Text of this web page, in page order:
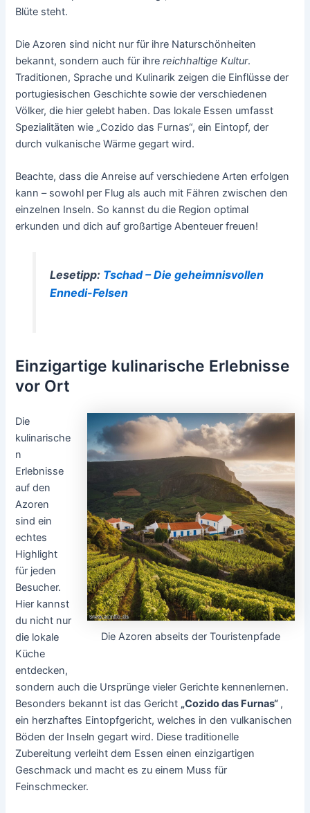
Blüte steht.
Die Azoren sind nicht nur für ihre Naturschönheiten
bekannt, sondern auch für ihrereichhaltige Kultur.
Traditionen, Sprache und Kulinarik zeigen die Einflüsse der
portugiesischen Geschichte sowie der verschiedenen
Völker, die hier gelebt haben. Das lokale Essen umfasst
Spezialitäten wie „Cozido das Furnas“, ein Eintopf, der
durch vulkanische Wärme gegart wird.
Beachte, dass die Anreise auf verschiedene Arten erfolgen
kann – sowohl per Flug als auch mit Fähren zwischen den
einzelnen Inseln. So kannst du die Region optimal
erkunden und dich auf großartige Abenteuer freuen!
Lesetipp: Tschad – Die geheimnisvollen
Ennedi-Felsen
Einzigartige kulinarische Erlebnisse
vor Ort
Die Azoren abseits der Touristenpfade
Die
kulinarische
n
Erlebnisse
auf den
Azoren
sind ein
echtes
Highlight
für jeden
Besucher.
Hier kannst
du nicht nur
die lokale
Küche
entdecken,
sondern auch die Ursprünge vieler Gerichte kennenlernen.
Besonders bekannt ist das Gericht „Cozido das Furnas“ ,
ein herzhaftes Eintopfgericht, welches in den vulkanischen
Böden der Inseln gegart wird. Diese traditionelle
Zubereitung verleiht dem Essen einen einzigartigen
Geschmack und macht es zu einem Muss für
Feinschmecker.